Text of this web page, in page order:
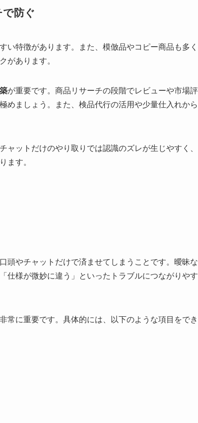
防ぐ
い特徴があります。また、模倣品やコピー商品も多
があります。
が重要です。商品リサーチの段階でレビューや市場
めましょう。また、検品代行の活用や少量仕入れか
ットだけのやり取りでは認識のズレが生じやすく、
ます。
頭やチャットだけで済ませてしまうことです。曖昧
仕様が微妙に違う」といったトラブルにつながりや
常に重要です。具体的には、以下のような項目をで